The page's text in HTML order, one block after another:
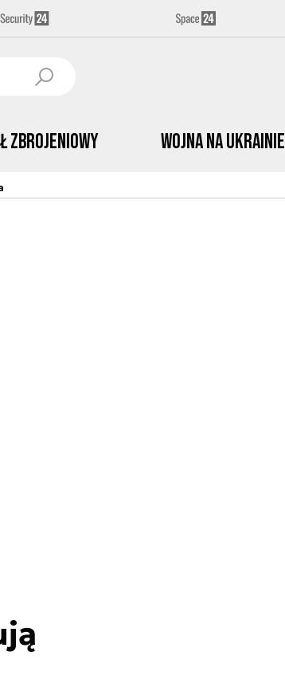
Zbrojeniowy Wojna na Ukrainie